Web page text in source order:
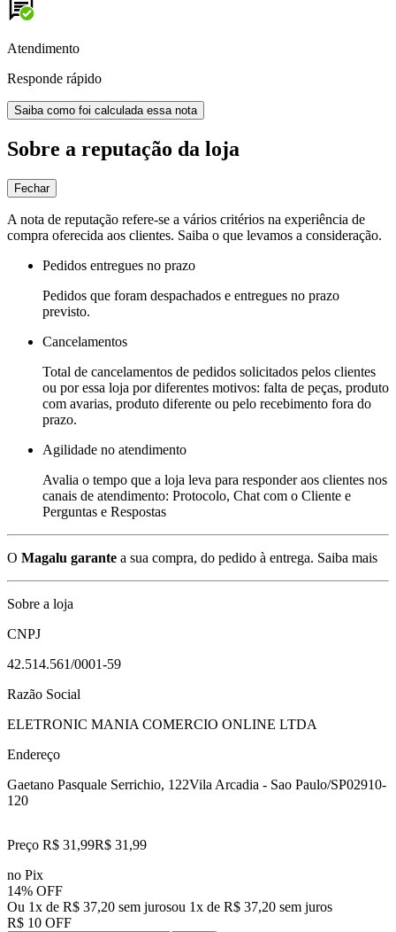
Atendimento
Responde rápido
Saiba como foi calculada essa nota
Sobre a reputação da loja
Fechar
A nota de reputação refere-se a vários critérios na experiência de
compra oferecida aos clientes. Saiba o que levamos a consideração.
Pedidos entregues no prazo
Pedidos que foram despachados e entregues no prazo
previsto.
Cancelamentos
Total de cancelamentos de pedidos solicitados pelos clientes
ou por essa loja por diferentes motivos: falta de peças, produto
com avarias, produto diferente ou pelo recebimento fora do
prazo.
Agilidade no atendimento
Avalia o tempo que a loja leva para responder aos clientes nos
canais de atendimento: Protocolo, Chat com o Cliente e
Perguntas e Respostas
O Magalu garante a sua compra, do pedido à entrega. Saiba mais
Sobre a loja
CNPJ
42.514.561/0001-59
Razão Social
ELETRONIC MANIA COMERCIO ONLINE LTDA
Endereço
Gaetano Pasquale Serrichio, 122Vila Arcadia - Sao Paulo/SP02910-
120
Preço R$ 31,99R$ 31 ,99
no Pix
14% OFF
Ou 1x de R$ 37,20 sem jurosou 1x de R$ 37,20 sem juros
R$ 10 OFF